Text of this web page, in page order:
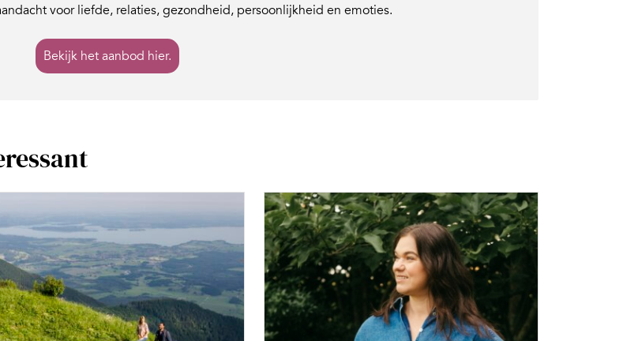
voor liefde, relaties, gezondheid, persoonlijkheid en emoties.
Bekijk het aanbod hier.